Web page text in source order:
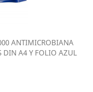
ANTIMICROBIANA
DIN A4 Y FOLIO AZUL